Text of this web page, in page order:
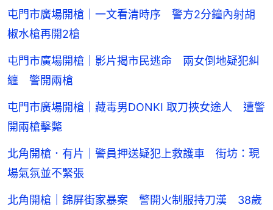
屯門市廣場開槍｜一文看清時序 警方2分鐘內射胡
椒水槍再開2槍
屯門市廣場開槍｜影片揭市民逃命 兩女倒地疑犯糾
纏 警開兩槍
屯門市廣場開槍｜藏毒男DONKI 取刀挾女途人 遭警
開兩槍擊斃
北角開槍．有片｜警員押送疑犯上救護車 街坊：現
場氣氛並不緊張
北角開槍｜錦屏街家暴案 警開火制服持刀漢 38歲